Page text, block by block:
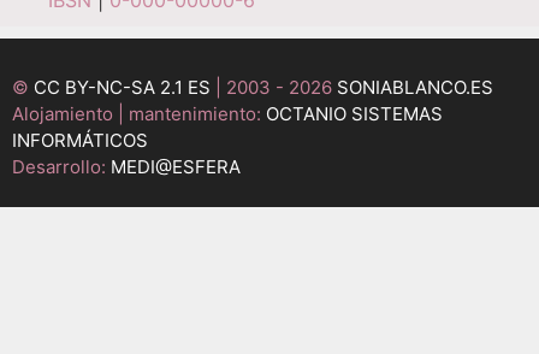
© CC BY-NC-SA 2.1 ES | 2003 - 2026 SONIABLANCO.ES
Alojamiento | mantenimiento: OCTANIO SISTEMAS
INFORMÁTICOS
Desarrollo: MEDI@ESFERA